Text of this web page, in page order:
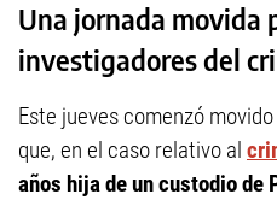
Una jornada movida
investigadores del
Este jueves comenzó
que, en el caso relativo al
años hija de un custodio